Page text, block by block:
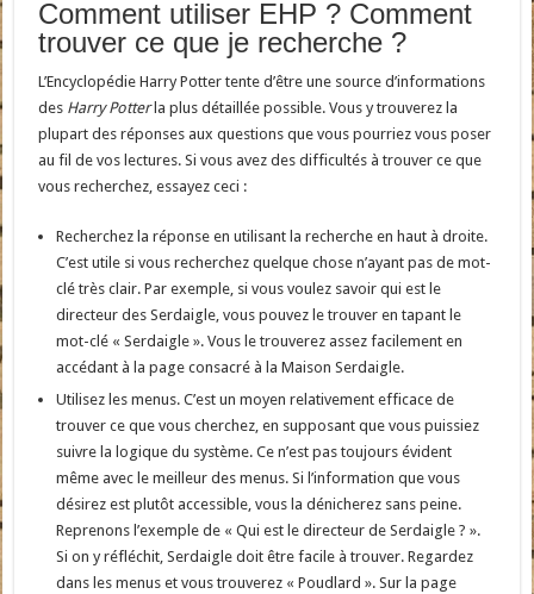
Comment utiliser EHP ? Comment
trouver ce que je recherche ?
L’Encyclopédie Harry Potter tente d’être une source d’informations
des Harry Potterla plus détaillée possible. Vous y trouverez la
plupart des réponses aux questions que vous pourriez vous poser
au fil de vos lectures. Si vous avez des difficultés à trouver ce que
vous recherchez, essayez ceci :
Recherchez la réponse en utilisant la recherche en haut à droite.
C’est utile si vous recherchez quelque chose n’ayant pas de mot-
clé très clair. Par exemple, si vous voulez savoir qui est le
directeur des Serdaigle, vous pouvez le trouver en tapant le
mot-clé « Serdaigle ». Vous le trouverez assez facilement en
accédant à la page consacré à la Maison Serdaigle.
Utilisez les menus. C’est un moyen relativement efficace de
trouver ce que vous cherchez, en supposant que vous puissiez
suivre la logique du système. Ce n’est pas toujours évident
même avec le meilleur des menus. Si l’information que vous
désirez est plutôt accessible, vous la dénicherez sans peine.
Reprenons l’exemple de « Qui est le directeur de Serdaigle ? ».
Si on y réfléchit, Serdaigle doit être facile à trouver. Regardez
dans les menus et vous trouverez « Poudlard ». Sur la page